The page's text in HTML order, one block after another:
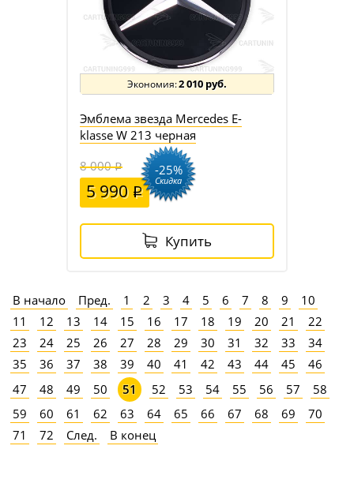
2 010 руб.
Эмблема звезда Mercedes E-
klasse W 213 черная
8 000
5 990
-25%
Скидка
Купить
В начало Пред. 1 2 3 4 5 6 7 8 9
10
11
12 13 14 15 16 17 18 19 20 21
22
23
24 25 26 27 28 29 30 31 32 33
34
35
36 37 38 39 40 41 42 43 44 45
46
47
48 49 50 51 52 53 54 55 56 57
58
59
60 61 62 63 64 65 66 67 68 69
70
71
72 След. В конец